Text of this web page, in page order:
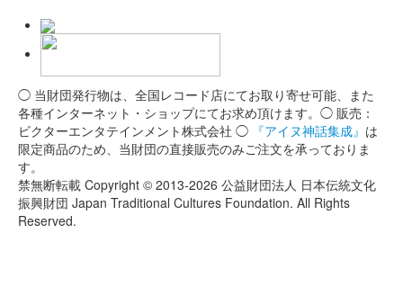
◯ 当財団発行物は、全国レコード店にてお取り寄せ可能、また
各種インターネット・ショップにてお求め頂けます。◯ 販売：
ビクターエンタテインメント株式会社 ◯ 『アイヌ神話集成』 は
限定商品のため、当財団の直接販売のみご注文を承っておりま
す。
禁無断転載 Copyright © 2013-2026 公益財団法人 日本伝統文化
振興財団 Japan Traditional Cultures Foundation. All Rights
Reserved.